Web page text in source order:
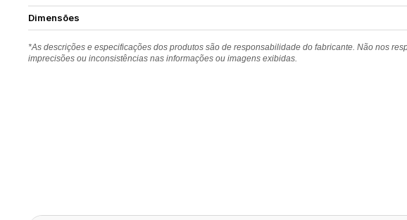
Dimensões
*As descrições e especificações dos produtos são de responsabilidade do fabricante. Não nos
imprecisões ou inconsistências nas informações ou imagens exibidas.